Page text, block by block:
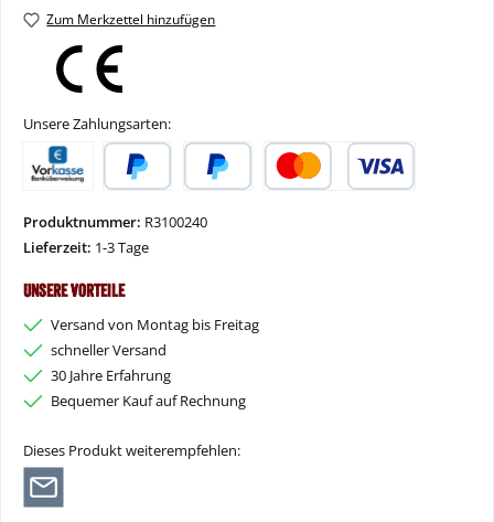
Zum Merkzettel hinzufügen
Unsere Zahlungsarten:
Produktnummer: R3100240
Lieferzeit: 1-3 Tage
Unsere Vorteile
Versand von Montag bis Freitag
schneller Versand
30 Jahre Erfahrung
Bequemer Kauf auf Rechnung
Dieses Produkt weiterempfehlen: